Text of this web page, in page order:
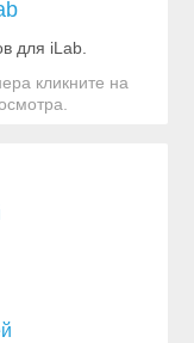
для iLab.
кликните на